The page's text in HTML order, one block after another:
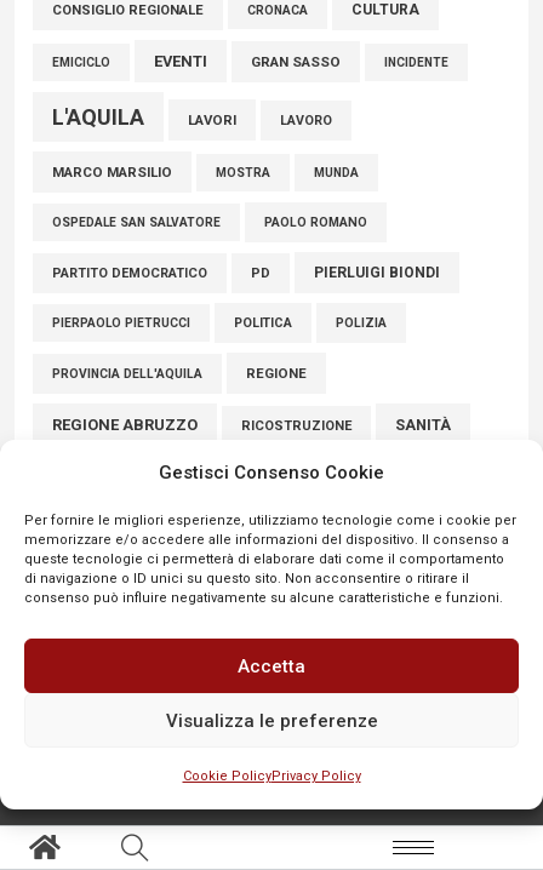
Gestisci Consenso Cookie
Per fornire le migliori esperienze, utilizziamo tecnologie come i cookie per
memorizzare e/o accedere alle informazioni del dispositivo. Il consenso a
queste tecnologie ci permetterà di elaborare dati come il comportamento
di navigazione o ID unici su questo sito. Non acconsentire o ritirare il
consenso può influire negativamente su alcune caratteristiche e funzioni.
Accetta
Visualizza le preferenze
Cookie PolicyPrivacy Policy
CONSIGLIO REGIONALE CRONACA CULTURA
EMICICLO EVENTI GRAN SASSO INCIDENTE
L'AQUILA LAVORI LAVORO
MARCO MARSILIO MOSTRA MUNDA
OSPEDALE SAN SALVATORE PAOLO ROMANO
PARTITO DEMOCRATICO PD PIERLUIGI BIONDI
PIERPAOLO PIETRUCCI POLITICA POLIZIA
PROVINCIA DELL'AQUILA REGIONE
REGIONE ABRUZZO RICOSTRUZIONE SANITÀ
SCUOLE SICUREZZA SINDACATI
SPORT SULMONA UNIVAQ VIABILITÀ
VIGILI DEL FUOCO
Aree tematiche